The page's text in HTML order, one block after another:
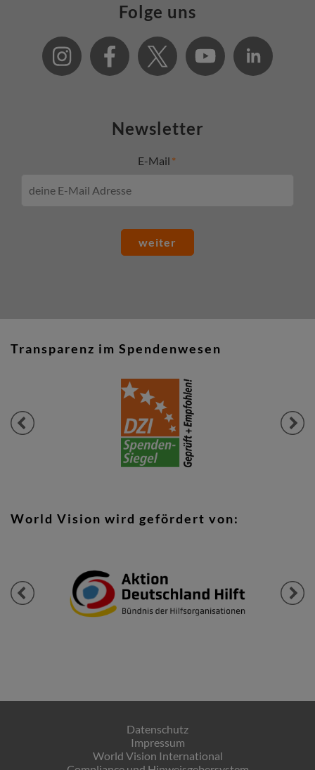
Folge uns
Newsletter
E-Mail
weiter
Transparenz im Spendenwesen
Previous Next
World Vision wird gefördert von:
Previous Next
Datenschutz
Impressum
World Vision International